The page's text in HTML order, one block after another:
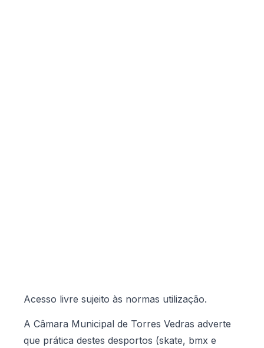
Acesso livre sujeito às normas utilização.
A Câmara Municipal de Torres Vedras adverte
que prática destes desportos (skate, bmx e